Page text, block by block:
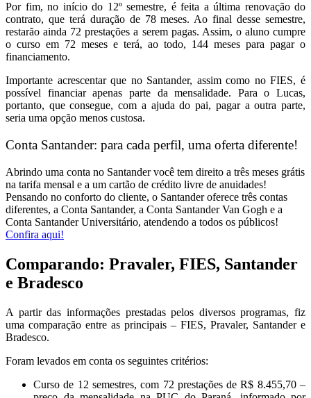
Por fim, no início do 12º semestre, é feita a última renovação do
contrato, que terá duração de 78 meses. Ao final desse semestre,
restarão ainda 72 prestações a serem pagas. Assim, o aluno cumpre
o curso em 72 meses e terá, ao todo, 144 meses para pagar o
financiamento.
Importante acrescentar que no Santander, assim como no FIES, é
possível financiar apenas parte da mensalidade. Para o Lucas,
portanto, que consegue, com a ajuda do pai, pagar a outra parte,
seria uma opção menos custosa.
Conta Santander: para cada perfil, uma oferta diferente!
Abrindo uma conta no Santander você tem direito a três meses grátis
na tarifa mensal e a um cartão de crédito livre de anuidades!
Pensando no conforto do cliente, o Santander oferece três contas
diferentes, a Conta Santander, a Conta Santander Van Gogh e a
Conta Santander Universitário, atendendo a todos os públicos!
Confira aqui!
Comparando: Pravaler, FIES, Santander
e Bradesco
A partir das informações prestadas pelos diversos programas, fiz
uma comparação entre as principais – FIES, Pravaler, Santander e
Bradesco.
Foram levados em conta os seguintes critérios:
Curso de 12 semestres, com 72 prestações de R$ 8.455,70 –